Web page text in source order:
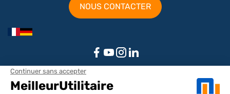
NOUS CONTACTER